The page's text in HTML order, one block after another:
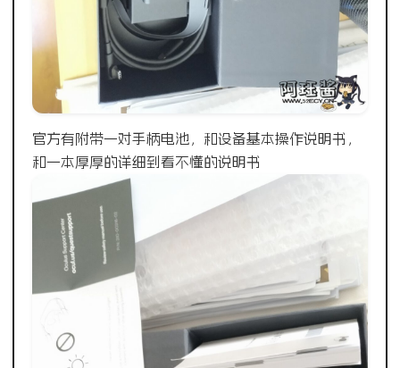
官方有附带一对手柄电池，和设备基本操作说明书，
和一本厚厚的详细到看不懂的说明书